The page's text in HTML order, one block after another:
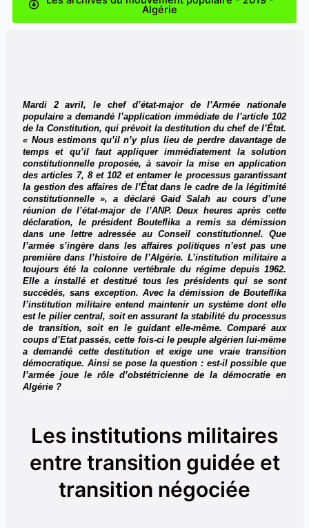
Algérie
Mardi 2 avril, le chef d’état-major de l’Armée nationale
populaire a demandé l’application immédiate de l’article 102
de la Constitution, qui prévoit la destitution du chef de l’État.
« Nous estimons qu’il n’y plus lieu de perdre davantage de
temps et qu’il faut appliquer immédiatement la solution
constitutionnelle proposée, à savoir la mise en application
des articles 7, 8 et 102 et entamer le processus garantissant
la gestion des affaires de l’État dans le cadre de la légitimité
constitutionnelle », a déclaré Gaid Salah au cours d’une
réunion de l’état-major de l’ANP. Deux heures après cette
déclaration, le président Bouteflika a remis sa démission
dans une lettre adressée au Conseil constitutionnel. Que
l’armée s’ingère dans les affaires politiques n’est pas une
première dans l’histoire de l’Algérie. L’institution militaire a
toujours été la colonne vertébrale du régime depuis 1962.
Elle a installé et destitué tous les présidents qui se sont
succédés, sans exception. Avec la démission de Bouteflika
l’institution militaire entend maintenir un système dont elle
est le pilier central, soit en assurant la stabilité du processus
de transition, soit en le guidant elle-même. Comparé aux
coups d’Etat passés, cette fois-ci le peuple algérien lui-même
a demandé cette destitution et exige une vraie transition
démocratique. Ainsi se pose la question : est-il possible que
l’armée joue le rôle d’obstétricienne de la démocratie en
Algérie ?
Les institutions militaires
entre transition guidée et
transition négociée